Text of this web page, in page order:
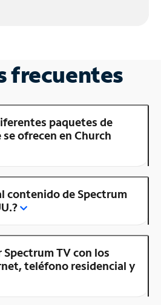
frecuentes
paquetes de
ofrecen en Church
contenido de Spectrum
TV con los
teléfono residencial y